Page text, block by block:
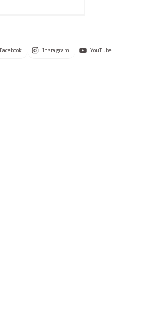
Facebook Instagram YouTube